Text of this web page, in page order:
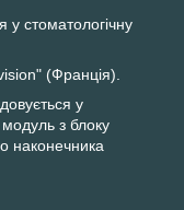
у стоматологічну
(Франція).
у
з блоку
наконечника